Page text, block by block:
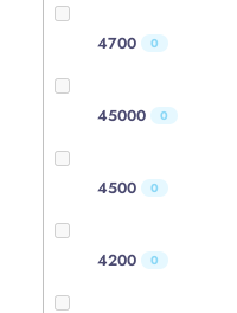
4700 0
45000 0
4500 0
4200 0